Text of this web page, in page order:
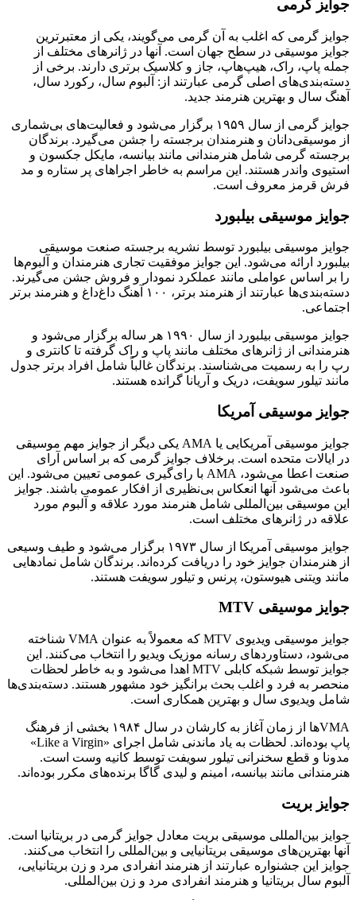
جوایز گرمی
جوایز گرمی که اغلب به آن گرمی می‌گویند، یکی از معتبرترین
جوایز موسیقی در سطح جهان است. آنها در ژانرهای مختلف از
جمله پاپ، راک، هیپ‌هاپ، جاز و کلاسیک برتری دارند. برخی از
دسته‌بندی‌های اصلی گرمی عبارتند از: آلبوم سال، رکورد سال،
آهنگ سال و بهترین هنرمند جدید.
جوایز گرمی از سال ۱۹۵۹ برگزار می‌شود و فعالیت‌های بی‌شماری
از موسیقی‌دانان و هنرمندان برجسته را جشن می‌گیرد. برندگان
برجسته گرمی شامل هنرمندانی مانند بیانسه، مایکل جکسون و
استیوی واندر هستند. این مراسم به خاطر اجراهای پر ستاره و مد
فرش قرمز معروف است.
جوایز موسیقی بیلبورد
جوایز موسیقی بیلبورد توسط نشریه برجسته صنعت موسیقی
بیلبورد ارائه می‌شود. این جوایز موفقیت تجاری هنرمندان و آلبوم‌ها
را بر اساس عواملی مانند عملکرد نمودار و فروش جشن می‌گیرند.
دسته‌بندی‌ها عبارتند از هنرمند برتر، ۱۰۰ آهنگ داغ‌داغ و هنرمند برتر
اجتماعی.
جوایز موسیقی بیلبورد از سال ۱۹۹۰ هر ساله برگزار می‌شود و
هنرمندانی از ژانرهای مختلف مانند پاپ و راک گرفته تا کانتری و
رپ را به رسمیت می‌شناسند. برندگان غالباً شامل افراد برتر جدول
مانند تیلور سویفت، دریک و آریانا گرانده هستند.
جوایز موسیقی آمریکا
جوایز موسیقی آمریکایی یا AMA یکی دیگر از جوایز مهم موسیقی
در ایالات متحده است. برخلاف جوایز گرمی که بر اساس آرای
صنعت اعطا می‌شود، AMA با رای‌گیری عمومی تعیین می‌شود. این
باعث می‌شود آنها انعکاس بی‌نظیری از افکار عمومی باشند. جوایز
این موسیقی بین‌المللی شامل هنرمند مورد علاقه و آلبوم مورد
علاقه در ژانرهای مختلف است.
جوایز موسیقی آمریکا از سال ۱۹۷۳ برگزار می‌شود و طیف وسیعی
از هنرمندان جوایز خود را دریافت کرده‌اند. برندگان شامل نمادهایی
مانند ویتنی هیوستون، پرنس و تیلور سویفت هستند.
جوایز موسیقیMTV
جوایز موسیقی ویدیوی MTV که معمولاً به عنوان VMA شناخته
می‌شود، دستاوردهای رسانه موزیک ویدیو را انتخاب می‌کنند. این
جوایز توسط شبکه کابلی MTV اهدا می‌شود و به خاطر لحظات
منحصر به فرد و اغلب بحث برانگیز خود مشهور هستند. دسته‌بندی‌ها
شامل ویدیوی سال و بهترین همکاری است.
VMAها از زمان آغاز به کارشان در سال ۱۹۸۴ بخشی از فرهنگ
پاپ بوده‌اند. لحظات به یاد ماندنی شامل اجرای «Like a Virgin»
مدونا و قطع سخنرانی تیلور سویفت توسط کانیه وست است.
هنرمندانی مانند بیانسه، امینم و لیدی گاگا برنده‌های مکرر بوده‌اند.
جوایز بریت
جوایز بین‌المللی موسیقی بریت معادل جوایز گرمی در بریتانیا است.
آنها بهترین‌های موسیقی بریتانیایی و بین‌المللی را انتخاب می‌کنند.
جوایز این جشنواره عبارتند از هنرمند انفرادی مرد و زن بریتانیایی،
آلبوم سال بریتانیا و هنرمند انفرادی مرد و زن بین‌المللی.